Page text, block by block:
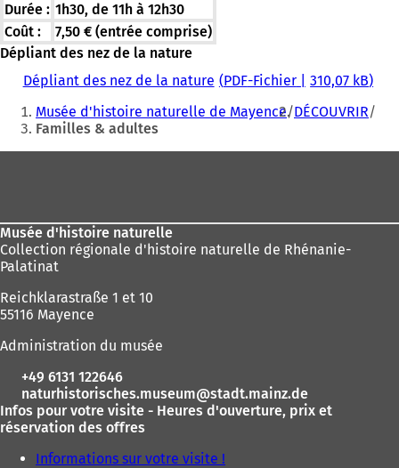
Durée : 1h30, de 11h à 12h30
Coût :
7,50 € (entrée comprise)
Dépliant des nez de la nature
Dépliant des nez de la nature PDF-Fichier 310,07 kB
Vous
êtes
ici
Musée d'histoire naturelle de Mayence DÉCOUVRIR
Familles & adultes
Musée d'histoire naturelle
Collection régionale d'histoire naturelle de Rhénanie-
Palatinat
Reichklarastraße 1 et 10
55116 Mayence
Administration du musée
+49 6131 122646
naturhistorisches.museum
stadt.mainz de
Infos pour votre visite - Heures d'ouverture, prix et
réservation des offres
Informations sur votre visite !